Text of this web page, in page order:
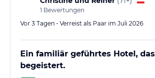
1 Bewertungen
Vor 3 Tagen • Verreist als Paar im Juli 2026
Ein familiär geführtes Hotel, das
begeistert.